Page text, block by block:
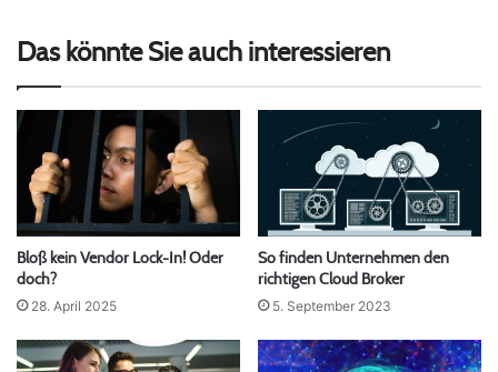
Das könnte Sie auch interessieren
Bloß kein Vendor Lock-In! Oder
doch?
28. April 2025
So finden Unternehmen den
richtigen Cloud Broker
5. September 2023